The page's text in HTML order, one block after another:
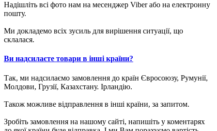
Надішліть всі фото нам на месенджер Viber або на електронну
пошту.
Ми докладемо всіх зусиль для вирішення ситуації, що
склалася.
Ви надсилаєте товари в інші країни?
Так, ми надсилаємо замовлення до країн Євросоюзу, Румунії,
Молдови, Грузії, Казахстану. Ірландію.
Також можливе відправлення в інші країни, за запитом.
Зробіть замовлення на нашому сайті, напишіть у коментарях